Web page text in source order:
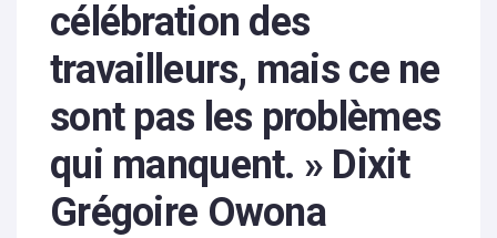
célébration des
travailleurs, mais ce ne
sont pas les problèmes
qui manquent. » Dixit
Grégoire Owona